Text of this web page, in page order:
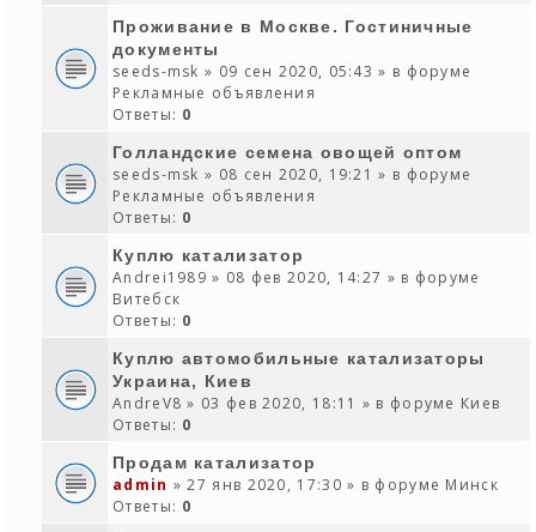
Проживание в Москве. Гостиничные
документы
seeds-msk » 09 сен 2020, 05:43 » в форуме
Рекламные объявления
Ответы: 0
Голландские семена овощей оптом
seeds-msk » 08 сен 2020, 19:21 » в форуме
Рекламные объявления
Ответы: 0
Куплю катализатор
Andrei1989 » 08 фев 2020, 14:27 » в форуме
Витебск
Ответы: 0
Куплю автомобильные катализаторы
Украина, Киев
AndreV8 » 03 фев 2020, 18:11 » в форуме Киев
Ответы: 0
Продам катализатор
admin » 27 янв 2020, 17:30 » в форуме Минск
Ответы: 0